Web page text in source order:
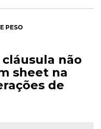
PESO
não
sheet na
de